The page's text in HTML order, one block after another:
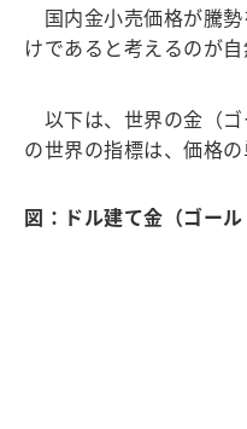
国内金小売価格が騰
けであると考えるのが
以下は、世界の金（
の世界の指標は、価格
図：ドル建て金（ゴー